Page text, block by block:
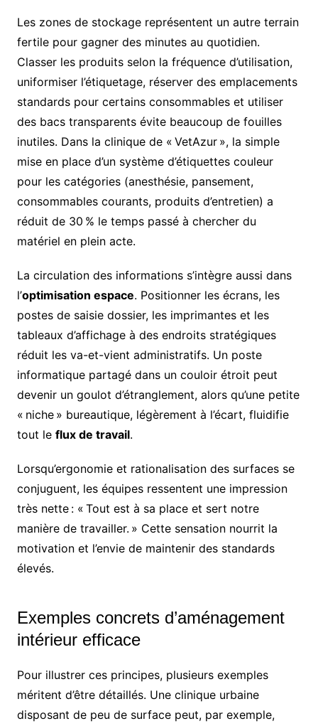
Les zones de stockage représentent un autre terrain
fertile pour gagner des minutes au quotidien.
Classer les produits selon la fréquence d’utilisation,
uniformiser l’étiquetage, réserver des emplacements
standards pour certains consommables et utiliser
des bacs transparents évite beaucoup de fouilles
inutiles. Dans la clinique de « VetAzur », la simple
mise en place d’un système d’étiquettes couleur
pour les catégories (anesthésie, pansement,
consommables courants, produits d’entretien) a
réduit de 30 % le temps passé à chercher du
matériel en plein acte.
La circulation des informations s’intègre aussi dans
l’optimisation espace. Positionner les écrans, les
postes de saisie dossier, les imprimantes et les
tableaux d’affichage à des endroits stratégiques
réduit les va-et-vient administratifs. Un poste
informatique partagé dans un couloir étroit peut
devenir un goulot d’étranglement, alors qu’une petite
« niche » bureautique, légèrement à l’écart, fluidifie
tout le flux de travail.
Lorsqu’ergonomie et rationalisation des surfaces se
conjuguent, les équipes ressentent une impression
très nette : « Tout est à sa place et sert notre
manière de travailler. » Cette sensation nourrit la
motivation et l’envie de maintenir des standards
élevés.
Exemples concrets d’aménagement
intérieur efficace
Pour illustrer ces principes, plusieurs exemples
méritent d’être détaillés. Une clinique urbaine
disposant de peu de surface peut, par exemple,